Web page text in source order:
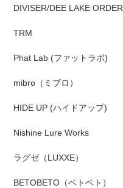
DIVISER/DEE LAKE ORDER
TRM
Phat Lab (ファットラボ)
mibro（ミブロ）
HIDE UP (ハイドアップ)
Nishine Lure Works
ラグゼ（LUXXE）
BETOBETO（ベトベト）